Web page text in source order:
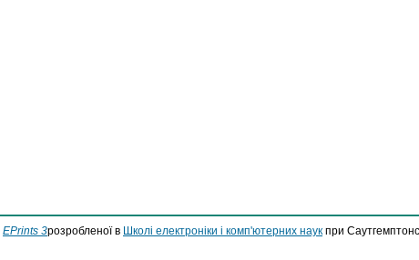
EPrints 3розробленої в Школі електроніки і комп'ютерних наук при